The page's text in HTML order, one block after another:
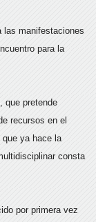
las manifestaciones
para la
que pretende
recursos en el
que ya hace la
consta
por primera vez